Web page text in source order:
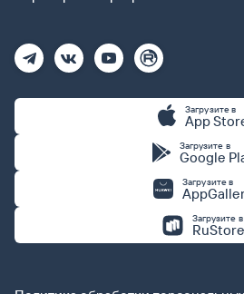
Загрузите в
App
Загрузите в
Google
Загрузите в
Загрузите в
RuStore